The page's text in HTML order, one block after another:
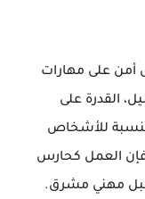
أمن على مهارات
القدرة على
للأشخاص
فإن العمل كحارس
مهني مشرق.